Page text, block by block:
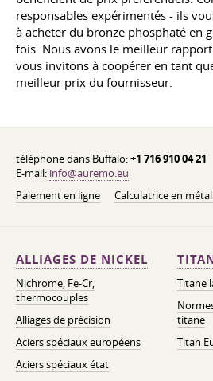
responsables expérimentés - ils
à acheter du bronze phosphaté en
fois. Nous avons le meilleur
vous invitons à coopérer en tant
meilleur prix du fournisseur.
téléphone dans Buffalo:+1 716 910 04 21
E-mail: info@auremo.eu
Paiement en ligne
Calculatrice en
ALLIAGES DE NICKEL
Nichrome, Fe-Cr,
thermocouples
Alliages de précision
Aciers spéciaux européens
Aciers spéciaux état
Titane
titane
Titan